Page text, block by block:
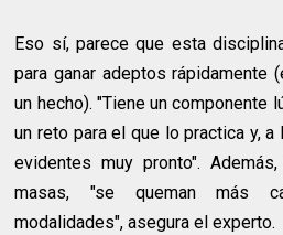
Eso sí, parece que esta
para ganar adeptos rápidamente
un hecho). "Tiene un componente
un reto para el que lo practica y,
evidentes muy pronto".
masas, "se queman más
modalidades", asegura el experto.